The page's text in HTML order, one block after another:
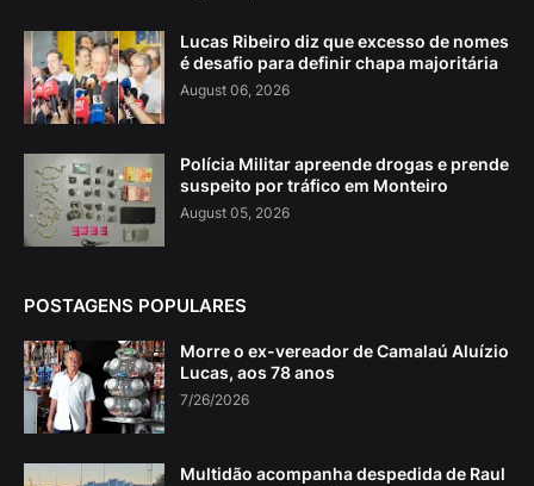
Lucas Ribeiro diz que excesso de nomes
é desafio para definir chapa majoritária
August 06, 2026
Polícia Militar apreende drogas e prende
suspeito por tráfico em Monteiro
August 05, 2026
POSTAGENS POPULARES
Morre o ex-vereador de Camalaú Aluízio
Lucas, aos 78 anos
7/26/2026
Multidão acompanha despedida de Raul